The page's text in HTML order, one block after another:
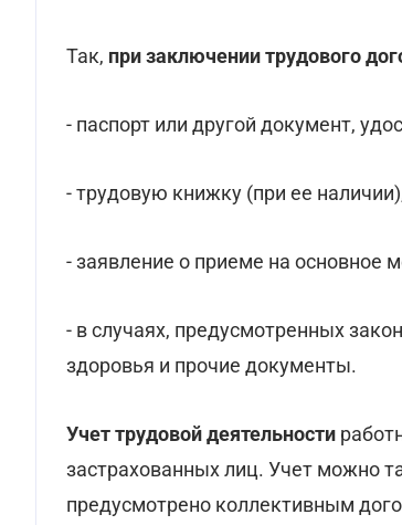
Так, при заключении трудового
- паспорт или другой документ,
- трудовую книжку (при ее
- заявление о приеме на основное
- в случаях, предусмотренных
здоровья и прочие документы.
Учет трудовой деятельности
застрахованных лиц. Учет можно
предусмотрено коллективным